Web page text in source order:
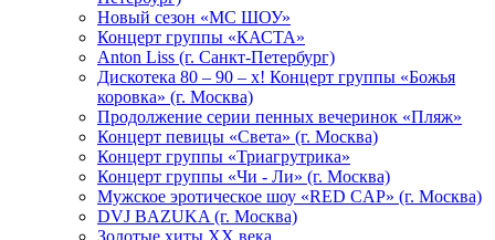
Новый сезон «МС ШОУ»
Концерт группы «КАСТА»
Anton Liss (г. Санкт-Петербург)
Дискотека 80 – 90 – х! Концерт группы «Божья
коровка» (г. Москва)
Продолжение серии пенных вечеринок «Пляж»
Концерт певицы «Света» (г. Москва)
Концерт группы «Триагрутрика»
Концерт группы «Чи - Ли» (г. Москва)
Мужское эротическое шоу «RED CAP» (г. Москва)
DVJ BAZUKA (г. Москва)
Золотые хиты XX века